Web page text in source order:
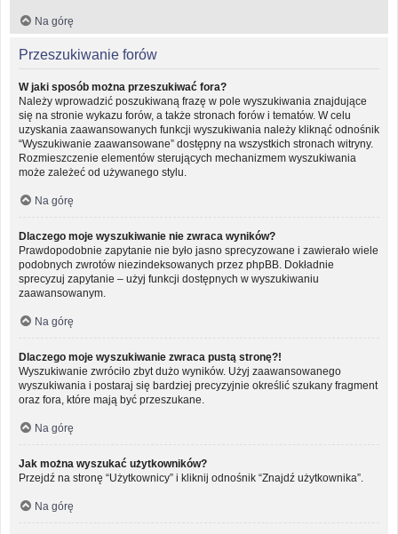
Na górę
Przeszukiwanie forów
W jaki sposób można przeszukiwać fora?
Należy wprowadzić poszukiwaną frazę w pole wyszukiwania znajdujące
się na stronie wykazu forów, a także stronach forów i tematów. W celu
uzyskania zaawansowanych funkcji wyszukiwania należy kliknąć odnośnik
“Wyszukiwanie zaawansowane” dostępny na wszystkich stronach witryny.
Rozmieszczenie elementów sterujących mechanizmem wyszukiwania
może zależeć od używanego stylu.
Na górę
Dlaczego moje wyszukiwanie nie zwraca wyników?
Prawdopodobnie zapytanie nie było jasno sprecyzowane i zawierało wiele
podobnych zwrotów niezindeksowanych przez phpBB. Dokładnie
sprecyzuj zapytanie – użyj funkcji dostępnych w wyszukiwaniu
zaawansowanym.
Na górę
Dlaczego moje wyszukiwanie zwraca pustą stronę?!
Wyszukiwanie zwróciło zbyt dużo wyników. Użyj zaawansowanego
wyszukiwania i postaraj się bardziej precyzyjnie określić szukany fragment
oraz fora, które mają być przeszukane.
Na górę
Jak można wyszukać użytkowników?
Przejdź na stronę “Użytkownicy” i kliknij odnośnik “Znajdź użytkownika”.
Na górę